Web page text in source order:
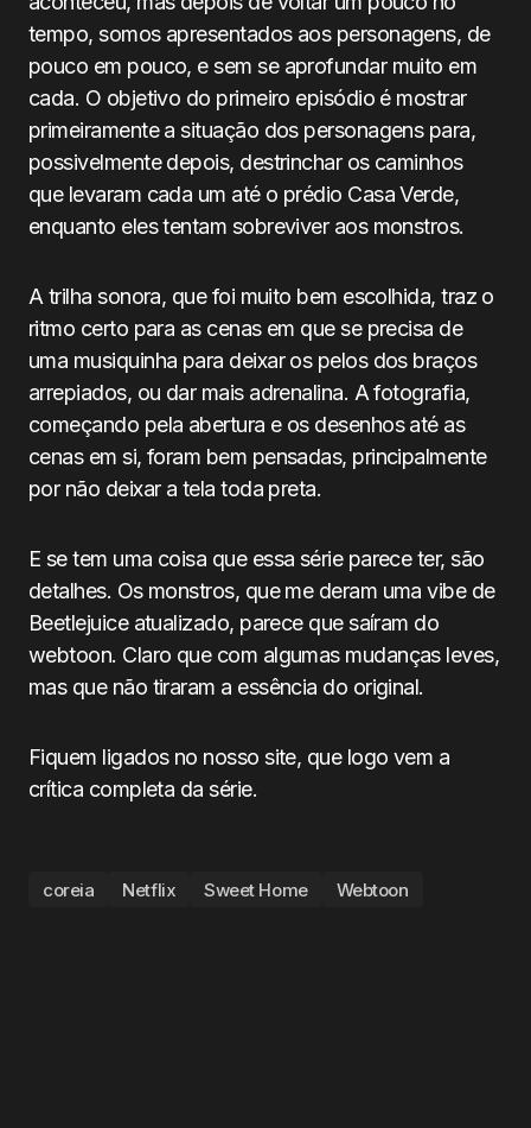
tempo, somos apresentados aos personagens, de
pouco em pouco, e sem se aprofundar muito em
cada. O objetivo do primeiro episódio é mostrar
primeiramente a situação dos personagens para,
possivelmente depois, destrinchar os caminhos
que levaram cada um até o prédio Casa Verde,
enquanto eles tentam sobreviver aos monstros.
A trilha sonora, que foi muito bem escolhida, traz o
ritmo certo para as cenas em que se precisa de
uma musiquinha para deixar os pelos dos braços
arrepiados, ou dar mais adrenalina. A fotografia,
começando pela abertura e os desenhos até as
cenas em si, foram bem pensadas, principalmente
por não deixar a tela toda preta.
E se tem uma coisa que essa série parece ter, são
detalhes. Os monstros, que me deram uma vibe de
Beetlejuice atualizado, parece que saíram do
webtoon. Claro que com algumas mudanças leves,
mas que não tiraram a essência do original.
Fiquem ligados no nosso site, que logo vem a
crítica completa da série.
coreia Netflix Sweet Home Webtoon